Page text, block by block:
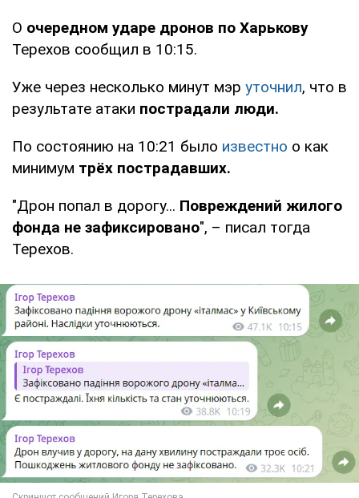
О очередном ударе дронов по Харькову
Терехов сообщил в 10:15.
Уже через несколько минут мэр уточнил, что в
результате атаки пострадали люди.
По состоянию на 10:21 было известно о как
минимум трёх пострадавших.
"Дрон попал в дорогу... Повреждений жилого
фонда не зафиксировано", – писал тогда
Терехов.